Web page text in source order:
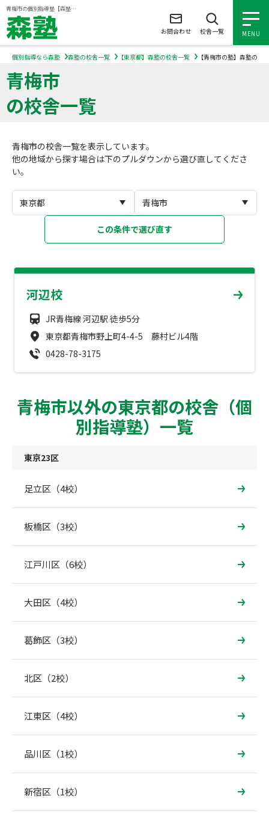
青梅市の個別指導塾【森塾】｜小学生・中学生・高校生の学習塾
MENU
小学生の個別指導
中学生の個別指導
高校生の個別指導
森塾を知る
森塾を知る トップ
成績アップをかなえる！森塾メソッド
森塾の授業料について
子と親のお悩み別！なぜ？どうして？森塾！
数字でなるほど！森塾
動画でわかる！森塾
塾の選び方
入塾までの流れ
無料体験授業について
お電話はこちら
0120-602-607
授業料等お問合わせはこちら
校舎一覧
お問合わせ 校舎一覧
個別指導なら森塾 森塾の校舎一覧 【東京都】森塾の校舎一覧 【青梅市の塾】森塾の校
青梅市
の校舎一覧
青梅市の校舎一覧を表示しています。
他の地域から探す場合は下のプルダウンから選び直してくださ
い。
この条件で選び直す
河辺校
JR青梅線 河辺駅 徒歩5分
東京都青梅市野上町4-4-5 藤村ビル4階
0428-78-3175
青梅市以外の東京都の校舎（個
別指導塾）一覧
東京23区
足立区（4校）
板橋区（3校）
江戸川区（6校）
大田区（4校）
葛飾区（3校）
北区（2校）
江東区（4校）
品川区（1校）
新宿区（1校）